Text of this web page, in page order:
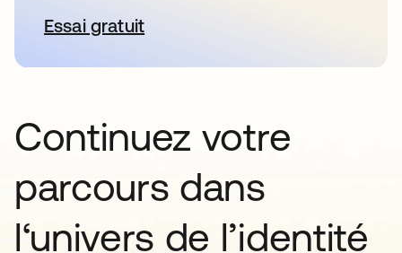
Essai gratuits’ouvre dans un nouvel onglet
Continuez votre
parcours dans
l‘univers de l’identité